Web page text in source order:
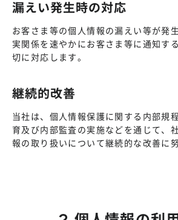
漏えい発生時の対応
お客さま等の個人情報の漏えい等が発
実関係を速やかにお客さま等に通知す
切に対応します。
継続的改善
当社は、個人情報保護に関する内部規
育及び内部監査の実施などを通じて、
報の取り扱いについて継続的な改善に